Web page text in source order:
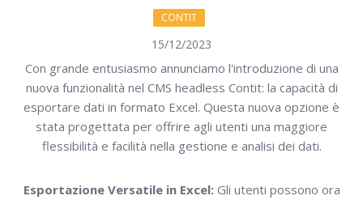
CONTIT
15/12/2023
Con grande entusiasmo annunciamo l'introduzione di una
nuova funzionalità nel CMS headless Contit: la capacità di
esportare dati in formato Excel. Questa nuova opzione è
stata progettata per offrire agli utenti una maggiore
flessibilità e facilità nella gestione e analisi dei dati.
Esportazione Versatile in Excel:Gli utenti possono ora